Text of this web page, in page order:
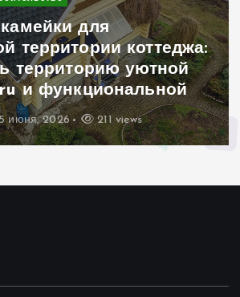
для
территории коттеджа:
территорию уютной
и функциональной
июня, 2026 211 views